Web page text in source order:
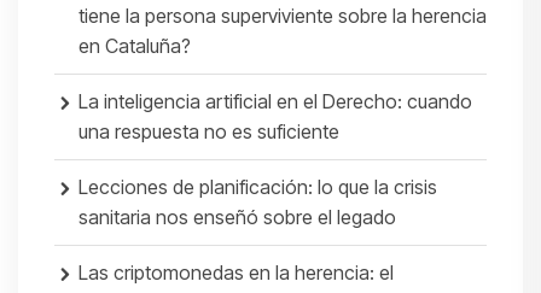
tiene la persona superviviente sobre la herencia
en Cataluña?
La inteligencia artificial en el Derecho: cuando
una respuesta no es suficiente
Lecciones de planificación: lo que la crisis
sanitaria nos enseñó sobre el legado
Las criptomonedas en la herencia: el